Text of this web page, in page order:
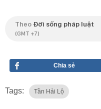
Theo Đời sống pháp luật
(GMT +7)
Chia sẻ
Tags: Tần Hải Lộ